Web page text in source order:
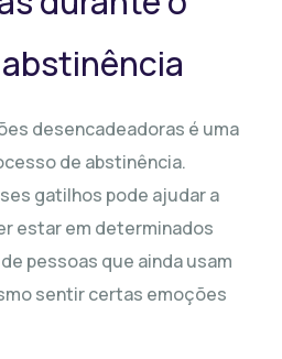
desencadeadoras é uma
de abstinência.
gatilhos pode ajudar a
estar em determinados
pessoas que ainda usam
sentir certas emoções